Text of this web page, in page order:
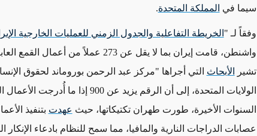
سيما في المملكة المتحدة.
وفقاً لـ " الخريطة التفاعلية والجدول الزمني للعمليات الخارجية
تشير
الأبحاث التي أجراها "مركز عبد الرحمن بوروماند لحقوق
الولايات المتحدة، إلى أن الرقم يزيد عن
السنوات الأخيرة، طورت طهران تكتيكاتها، حيث عهدت بتنفيذ
عصابات الدراجات النارية والمافيا، مما سمح للنظام بادعاء الإنكار